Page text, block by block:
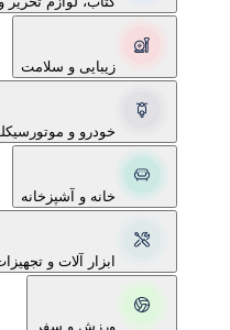
زیبایی و سلامت
خودرو و موتورسیکلت
خانه و آشپزخانه
ابزار آلات و تجهیزات
ورزش و سفر